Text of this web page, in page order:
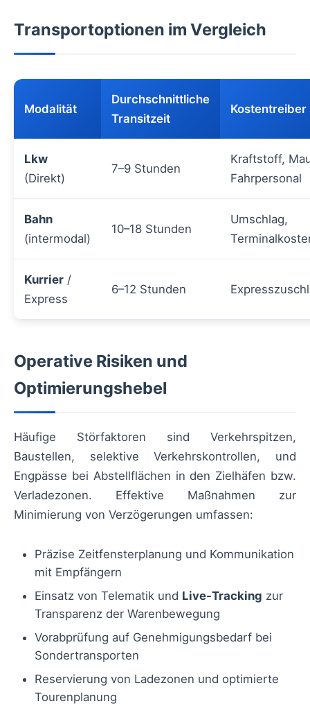
Transportoptionen im Vergleich
Modalität
Durchschnittliche
Transitzeit
Kostentreiber
Lkw
(Direkt)
7–9 Stunden
Kraftstoff,
Fahrpersonal
Bahn
(intermodal)
10–18 Stunden
Umschlag,
Kurrier /
Express
6–12 Stunden
Operative Risiken und
Optimierungshebel
Häufige Störfaktoren sind Verkehrspitzen,
Baustellen, selektive Verkehrskontrollen, und
Engpässe bei Abstellflächen in den Zielhäfen bzw.
Verladezonen. Effektive Maßnahmen zur
Minimierung von Verzögerungen umfassen:
Präzise Zeitfensterplanung und Kommunikation
mit Empfängern
Einsatz von Telematik und Live-Tracking zur
Transparenz der Warenbewegung
Vorabprüfung auf Genehmigungsbedarf bei
Sondertransporten
Reservierung von Ladezonen und optimierte
Tourenplanung